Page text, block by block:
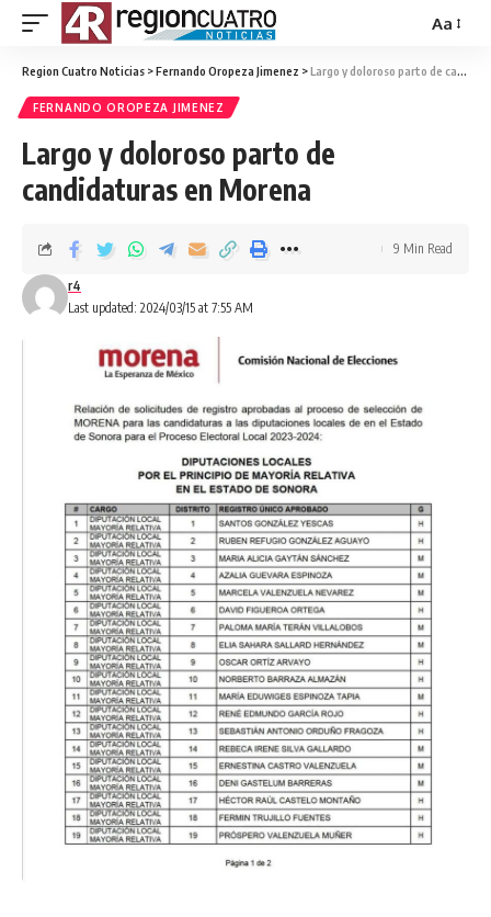
Aa
Region Cuatro Noticias >Fernando Oropeza Jimenez >Largo y doloroso parto de candidaturas en Morena
FERNANDO OROPEZA JIMENEZ
Largo y doloroso parto de
candidaturas en Morena
Last updated: 2024/03/15 at 7:55 AM
r4
9 Min Read